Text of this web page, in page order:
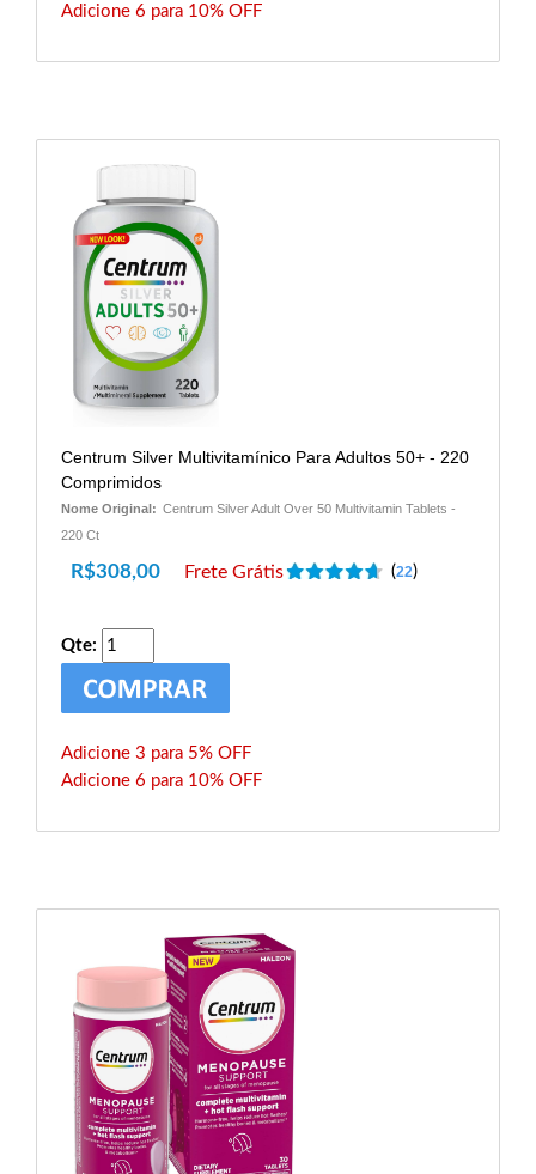
Adicione 6 para 10% OFF
Centrum Silver Multivitamínico Para Adultos 50+ - 220
Comprimidos
Nome Original: Centrum Silver Adult Over 50 Multivitamin Tablets -
220 Ct
R$308,00 Frete Grátis (22)
Qte:
Adicione 3 para 5% OFF
Adicione 6 para 10% OFF